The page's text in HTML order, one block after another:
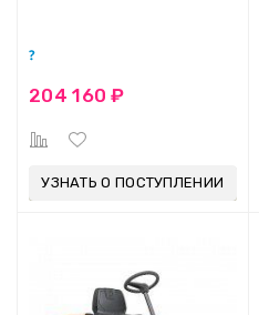
204 160 ₽
УЗНАТЬ О ПОСТУПЛЕНИИ